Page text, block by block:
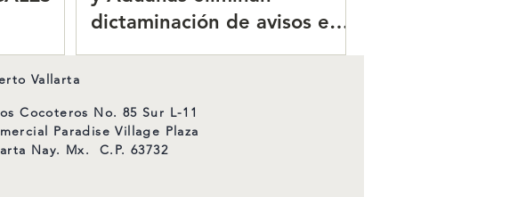
dictaminación de avisos en
comercio exterior para
Vallarta
Cocoteros No. 85 Sur L-11
Paradise Village Plaza
Nay. Mx. C.P. 63732